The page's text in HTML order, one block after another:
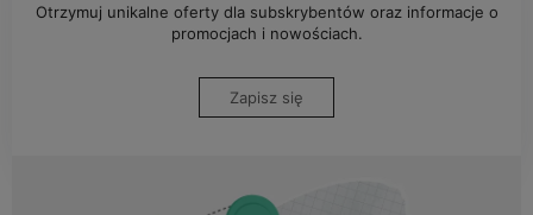
Otrzymuj unikalne oferty dla subskrybentów oraz informacje o
promocjach i nowościach.
Zapisz się